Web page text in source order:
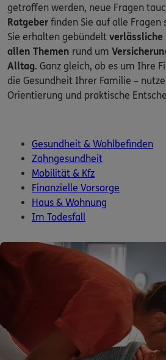
Sehen Sie auf einen Blick Ihre
dem ERGO Rechtsschutz
Zum
Kontakt
Sehen Sie auf einen Blick Ihre
dem ERGO Rechtsschutz
Zum
Schaden- oder Leistungsfall
getroffen werden, neue Fragen
Ratgeber finden Sie auf alle
Sie erhalten gebündelt
allen Themen rund um
Alltag. Ganz gleich, ob es um Ihre
die Gesundheit Ihrer Familie –
Orientierung und praktische
Gesundheit & Wohlbefinden
Zahngesundheit
Mobilität & Kfz
Finanzielle Vorsorge
Haus & Wohnung
Im Todesfall